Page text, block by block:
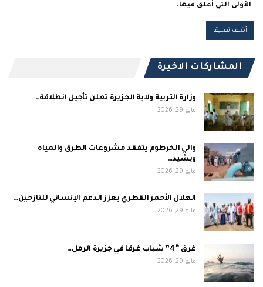
الأولى التي أعلق فيها.
المشاركات الاخيرة
وزارة التربية ولاية الجزيرة تعلن تأجيل انطلاقة…
مايو 29, 2026
والي الخرطوم يتفقد مشروعات الطرق والمياه
ويشيد…
مايو 29, 2026
الهلال الأحمر القطري يعزز الدعم الإنساني للنازحين…
مايو 29, 2026
غرق “4” شباب غرقا في جزيرة الرمل…
مايو 29, 2026